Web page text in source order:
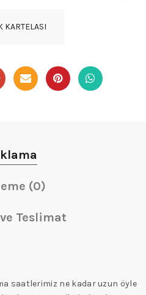
KARTELASI
(0)
Teslimat
saatlerimiz ne kadar uzun öyle